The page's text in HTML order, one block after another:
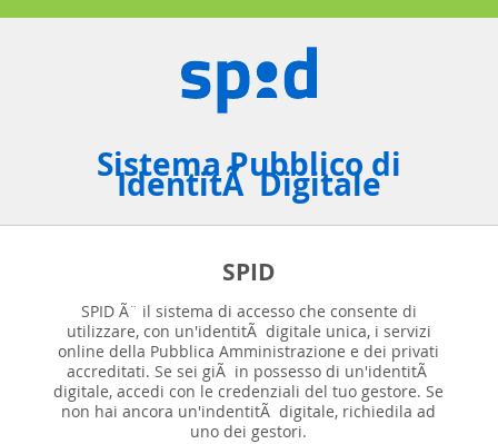
Sistema Pubblico di
IdentitÃ Digitale
SPID
SPID Ã¨ il sistema di accesso che consente di
utilizzare, con un'identitÃ digitale unica, i servizi
online della Pubblica Amministrazione e dei privati
accreditati. Se sei giÃ in possesso di un'identitÃ
digitale, accedi con le credenziali del tuo gestore. Se
non hai ancora un'indentitÃ digitale, richiedila ad
uno dei gestori.